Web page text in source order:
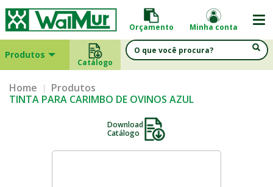
Orçamento Minha conta
Produtos
Catálogo
Home
Produtos
TINTA PARA CARIMBO DE OVINOS AZUL
Download
Catálogo